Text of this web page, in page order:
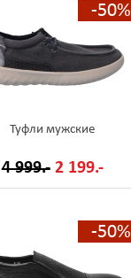
-50%
Туфли мужские
4 999.- 2 199.-
-50%